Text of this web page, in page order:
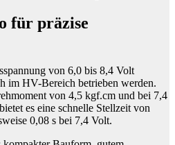
für präzise
von 6,0 bis 8,4 Volt
im HV-Bereich betrieben werden.
von 4,5 kgf.cm und bei 7,4
es eine schnelle Stellzeit von
0,08 s bei 7,4 Volt.